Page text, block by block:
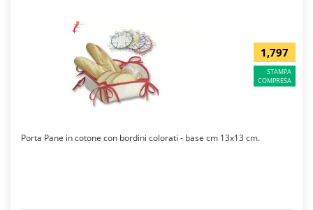
1,797
STAMPA
COMPRESA
Porta Pane in cotone con bordini colorati - base cm 13x13 cm.